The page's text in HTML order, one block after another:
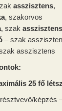
asszisztens,
, szakorvos
, szak asszisztens
– szak
asszisztens
25 fő
képzés